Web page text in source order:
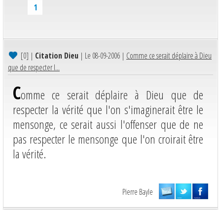
1
[0] | Citation Dieu | Le 08-09-2006 | Comme ce serait déplaire à Dieu
que de respecter l...
Comme ce serait déplaire à Dieu que de
respecter la vérité que l'on s'imaginerait être le
mensonge, ce serait aussi l'offenser que de ne
pas respecter le mensonge que l'on croirait être
la vérité.
Pierre Bayle